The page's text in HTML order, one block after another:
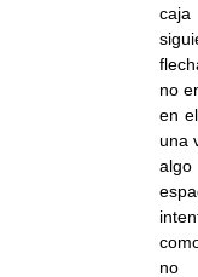
no
en
una
no